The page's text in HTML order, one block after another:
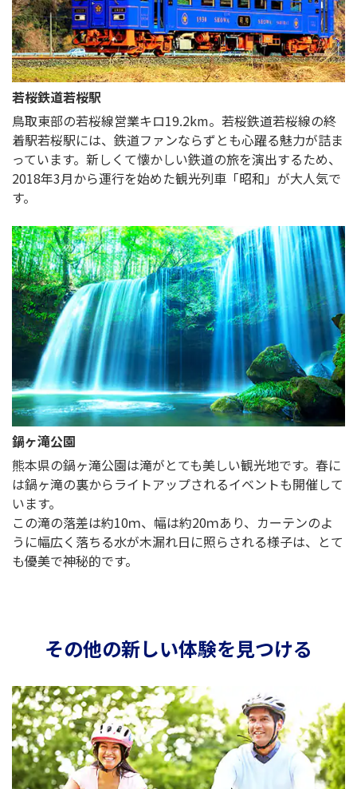
若桜鉄道若桜駅
鳥取東部の若桜線営業キロ19.2km。若桜鉄道若桜線の終
着駅若桜駅には、鉄道ファンならずとも心躍る魅力が詰ま
っています。新しくて懐かしい鉄道の旅を演出するため、
2018年3月から運行を始めた観光列車「昭和」が大人気で
す。
鍋ヶ滝公園
熊本県の鍋ヶ滝公園は滝がとても美しい観光地です。春に
は鍋ヶ滝の裏からライトアップされるイベントも開催して
います。
この滝の落差は約10ｍ、幅は約20ｍあり、カーテンのよ
うに幅広く落ちる水が木漏れ日に照らされる様子は、とて
も優美で神秘的です。
その他の新しい体験を見つける